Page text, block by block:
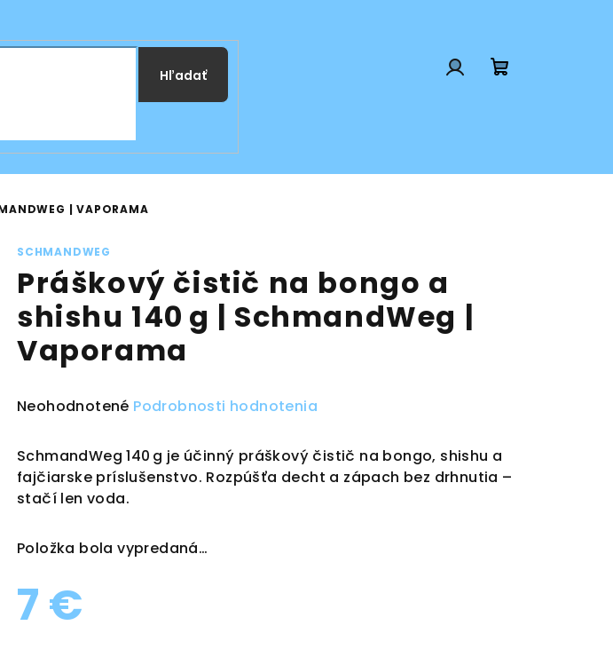
Hľadať
| VAPORAMA
SCHMANDWEG
Práškový čistič na bongo a
shishu 140 g | SchmandWeg |
Vaporama
Priemerné
produktu
je
0,0
hviezdičiek.
Neohodnotené Podrobnosti hodnotenia
SchmandWeg 140 g je účinný práškový čistič na bongo, shishu a
fajčiarske príslušenstvo. Rozpúšťa decht a zápach bez drhnutia –
stačí len voda.
Položka bola vypredaná…
7 €